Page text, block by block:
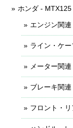
ホンダ - MTX125
エンジン関連
ライン・ケ
メーター関連
ブレーキ関連
フロント・